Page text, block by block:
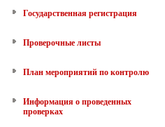
Государственная регистрация
Проверочные листы
План мероприятий по контролю
Информация о проведенных
проверках